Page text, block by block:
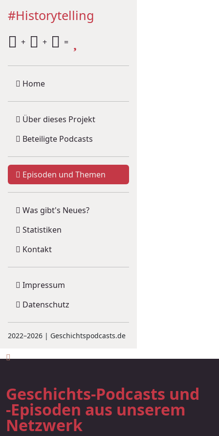
#Historytelling
+ + =
Home
Über dieses Projekt
Beteiligte Podcasts
Episoden und Themen
Was gibt's Neues?
Statistiken
Kontakt
Impressum
Datenschutz
2022–2026 | Geschichtspodcasts.de
Geschichts-Podcasts und
-Episoden aus unserem
Netzwerk